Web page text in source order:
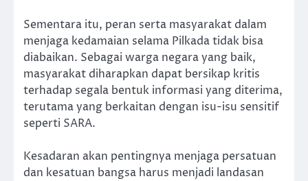
Sementara itu, peran serta masyarakat dalam
menjaga kedamaian selama Pilkada tidak bisa
diabaikan. Sebagai warga negara yang baik,
masyarakat diharapkan dapat bersikap kritis
terhadap segala bentuk informasi yang diterima,
terutama yang berkaitan dengan isu-isu sensitif
seperti SARA.
Kesadaran akan pentingnya menjaga persatuan
dan kesatuan bangsa harus menjadi landasan